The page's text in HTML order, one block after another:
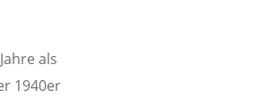
als
1940er